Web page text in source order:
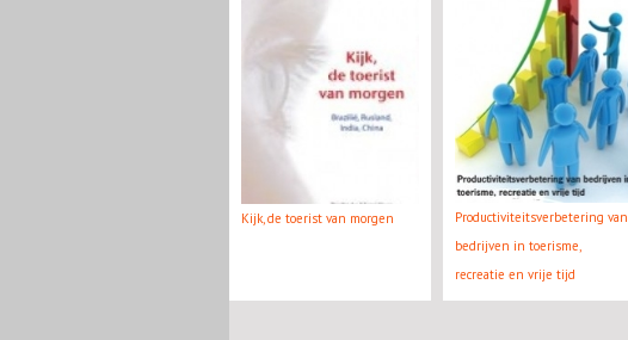
Kijk, de toerist van morgen
Productiviteitsverbetering van
bedrijven in toerisme,
recreatie en vrije tijd